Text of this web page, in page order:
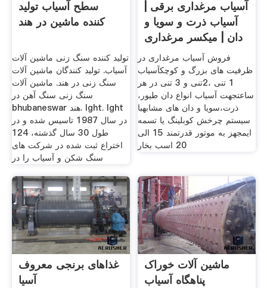
سطح آسیاب تولید
کننده ماشین در هند
تولید کننده سنگ زنی ماشین آلات
آسیاب. تولید کنندگان ماشین آلات
سنگ زنی در هند. ماشین آلات
سنگ زنی سنگ آهن در
bhubaneswar هند. lght. lght
در سال 1987 تاسیس شده و در
طول 30 سال گذشته، 124
اختراع ثبت شده در شركت های
سنگ شكن و آسیاب را در
آسیاب مرغداری برقی |
آسیاب ذرت و سویا و
دان | میکسر مرغداری
فروش آسیاب مرغداری در
ظرفیت های بزرگ و کوچکآسیاب
1 تنی ،2تنی و 3 تنی در هر
ساعتجهت آسیاب انواع دان طیور،
ذرت،سویا و دان های مشابهبا
سیستم چرخش کوبلینگ یا تسمه
ایمجهز به موتور قدرتمند 15 الی
20 اسب بخار
غذاهای برنجی معروف
آسیا
ماشین آلات خوراک
پناهگاه آسیاب